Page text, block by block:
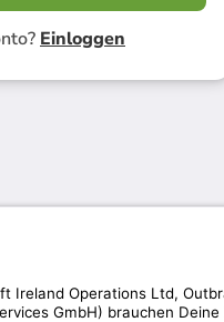
Einloggen